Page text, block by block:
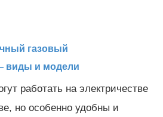
газовый
виды и модели
работать на электричестве
но особенно удобны и